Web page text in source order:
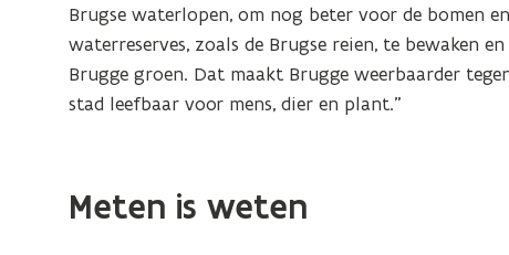
Brugse waterlopen, om nog beter voor de bomen
waterreserves, zoals de Brugse reien, te bewaken
Brugge groen. Dat maakt Brugge weerbaarder
stad leefbaar voor mens, dier en plant.”
Meten is weten